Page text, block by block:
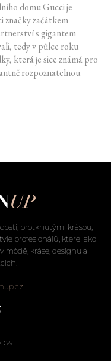
domu Gucci je
značky začátkem
s gigantem
tedy v půlce roku
která je sice známá pro
rozpoznatelnou
protknutými krásou,
profesionálů, které jako
kráse, designu a